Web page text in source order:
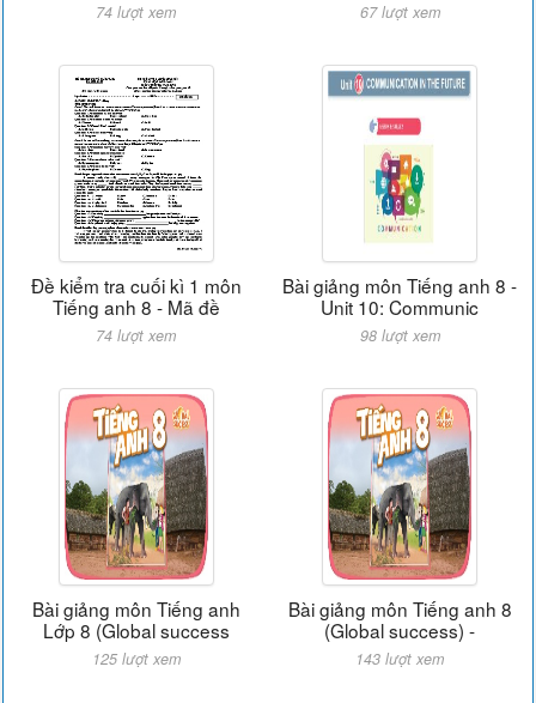
74 lượt xem 67 lượt xem
Đề kiểm tra cuối kì 1 môn
Tiếng anh 8 - Mã đề
74 lượt xem
Bài giảng môn Tiếng anh 8 -
Unit 10: Communic
98 lượt xem
Bài giảng môn Tiếng anh
Lớp 8 (Global success
125 lượt xem
Bài giảng môn Tiếng anh 8
(Global success) -
143 lượt xem